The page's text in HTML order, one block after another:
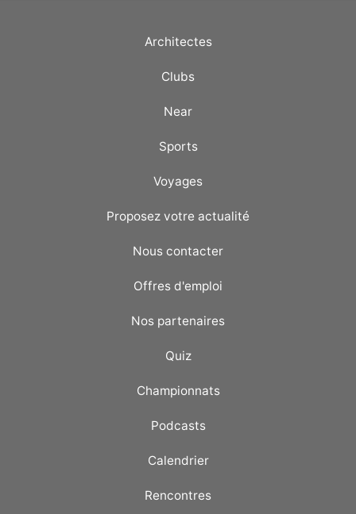
Architectes
Clubs
Near
Sports
Voyages
Proposez votre actualité
Nous contacter
Offres d'emploi
Nos partenaires
Quiz
Championnats
Podcasts
Calendrier
Rencontres